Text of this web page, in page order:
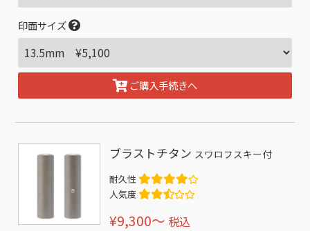
印面サイズ
ご購入手続きへ
ブラストチタン スワロフスキー付
耐久性
人気度
¥9,300〜 税込